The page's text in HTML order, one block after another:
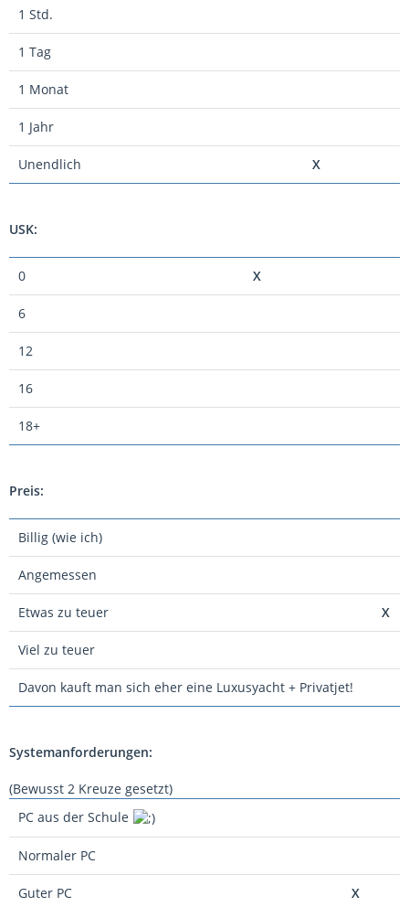
1 Std.
1 Tag
1 Monat
1 Jahr
Unendlich X
USK:
0 X
6
12
16
18+
Preis:
Billig (wie ich)
Angemessen
Etwas zu teuer X
Viel zu teuer
Davon kauft man sich eher eine Luxusyacht + Privatjet!
Systemanforderungen:
(Bewusst 2 Kreuze gesetzt)
PC aus der Schule
Normaler PC
Guter PC X